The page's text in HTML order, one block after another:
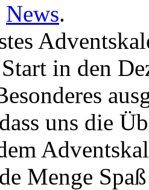
News.
in den
uns die
Menge